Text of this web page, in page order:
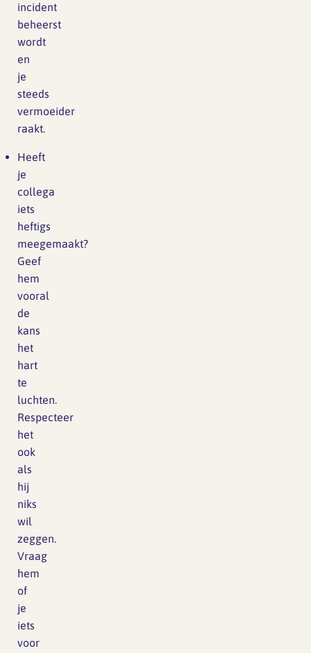
incident
beheerst
wordt
en
je
steeds
vermoeider
raakt.
Heeft
je
collega
iets
heftigs
meegemaakt?
Geef
hem
vooral
de
kans
het
hart
te
luchten.
Respecteer
het
ook
als
hij
niks
wil
zeggen.
Vraag
hem
of
je
iets
voor